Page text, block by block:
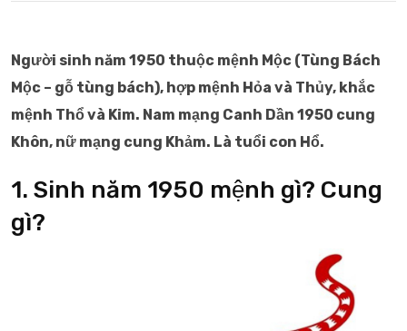
Người sinh năm 1950 thuộc mệnh Mộc (Tùng Bách
Mộc – gỗ tùng bách), hợp mệnh Hỏa và Thủy, khắc
mệnh Thổ và Kim. Nam mạng Canh Dần 1950 cung
Khôn, nữ mạng cung Khảm. Là tuổi con Hổ.
1. Sinh năm 1950 mệnh gì? Cung
gì?